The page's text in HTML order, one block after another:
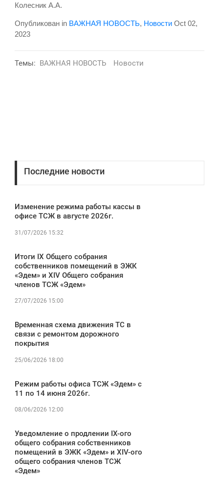
Колесник А.А.
Опубликован in ВАЖНАЯ НОВОСТЬ, Новости Oct 02,
2023
Темы: ВАЖНАЯ НОВОСТЬ Новости
Последние новости
Изменение режима работы кассы в
офисе ТСЖ в августе 2026г.
31/07/2026 15:32
Итоги IX Общего собрания
собственников помещений в ЭЖК
«Эдем» и XIV Общего собрания
членов ТСЖ «Эдем»
27/07/2026 15:00
Временная схема движения ТС в
связи с ремонтом дорожного
покрытия
25/06/2026 18:00
Режим работы офиса ТСЖ «Эдем» с
11 по 14 июня 2026г.
08/06/2026 12:00
Уведомление о продлении IX-ого
общего собрания собственников
помещений в ЭЖК «Эдем» и XIV-ого
общего собрания членов ТСЖ
«Эдем»